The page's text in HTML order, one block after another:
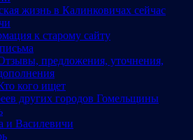
жизнь в Калинковичах сейчас
к старому сайту
предложения, уточнения,
кого ищет
других городов Гомельщины
и Василевичи